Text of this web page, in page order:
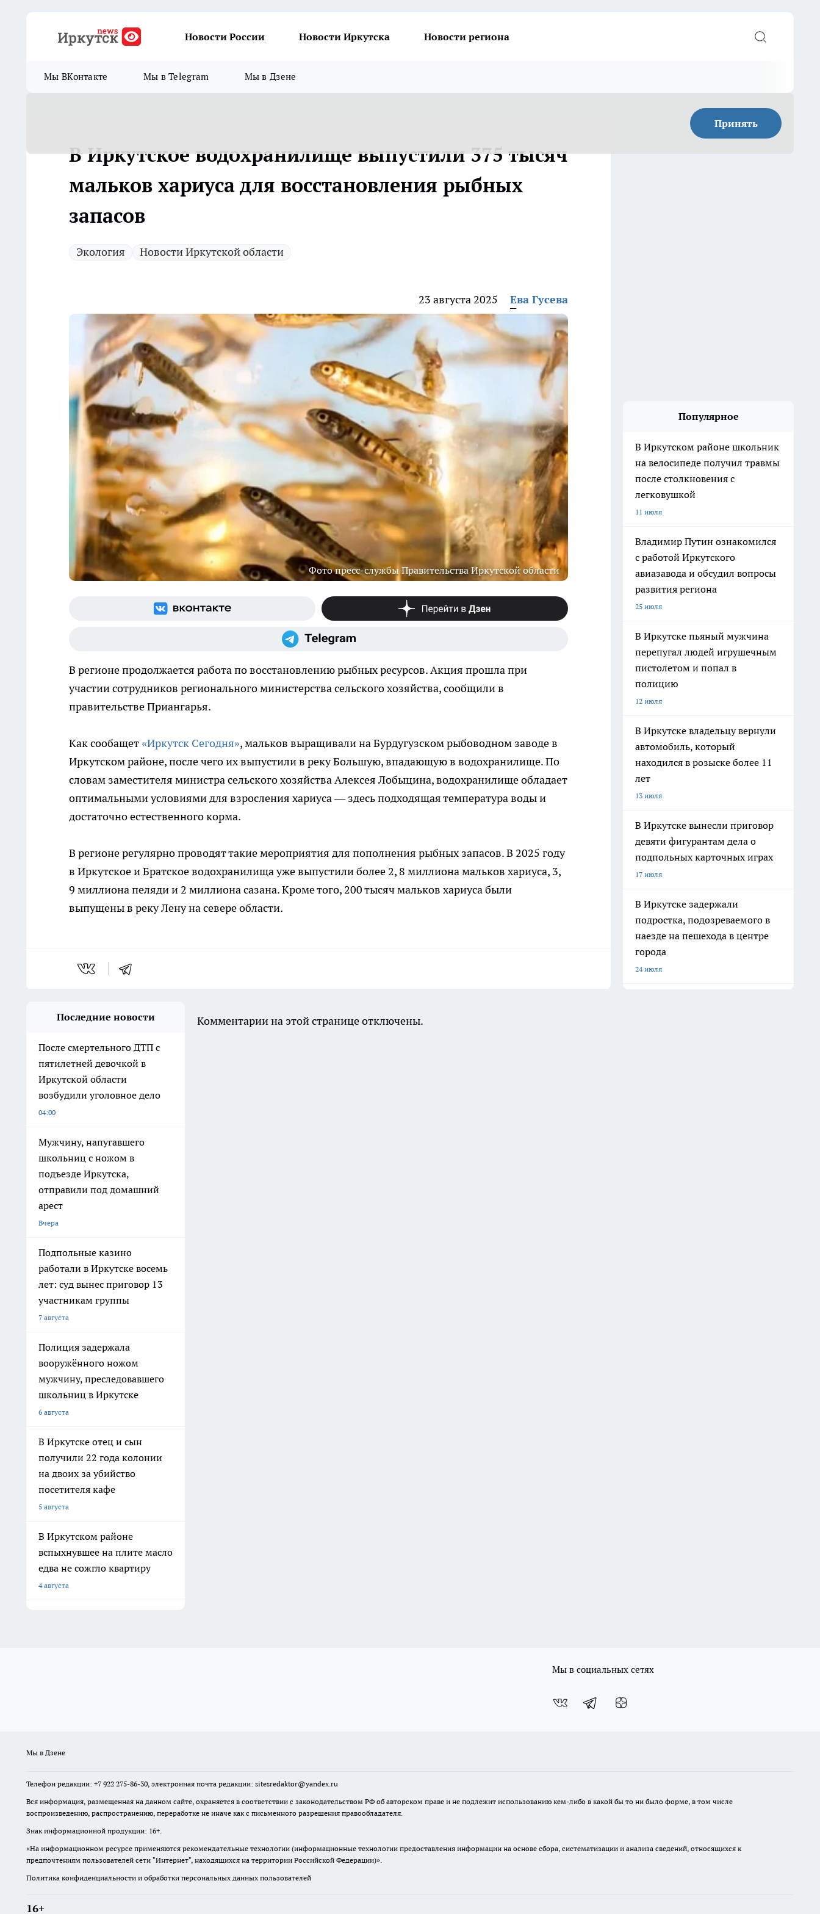
Новости России Новости Иркутска Новости региона
Мы ВКонтакте Мы в Telegram Мы в Дзене
Принять
В Иркутское водохранилище выпустили 375 тысяч
мальков хариуса для восстановления рыбных
запасов
Экология Новости Иркутской области
23 августа 2025 Ева Гусева
Фото пресс-службы Правительства Иркутской области
В регионе продолжается работа по восстановлению рыбных ресурсов. Акция прошла при
участии сотрудников регионального министерства сельского хозяйства, сообщили в
правительстве Приангарья.
Как сообащет «Иркутск Сегодня», мальков выращивали на Бурдугузском рыбоводном заводе в
Иркутском районе, после чего их выпустили в реку Большую, впадающую в водохранилище. По
словам заместителя министра сельского хозяйства Алексея Лобыцина, водохранилище обладает
оптимальными условиями для взросления хариуса — здесь подходящая температура воды и
достаточно естественного корма.
В регионе регулярно проводят такие мероприятия для пополнения рыбных запасов. В 2025 году
в Иркутское и Братское водохранилища уже выпустили более 2, 8 миллиона мальков хариуса, 3,
9 миллиона пеляди и 2 миллиона сазана. Кроме того, 200 тысяч мальков хариуса были
выпущены в реку Лену на севере области.
Популярное
В Иркутском районе школьник
на велосипеде получил травмы
после столкновения с
легковушкой
11 июля
Владимир Путин ознакомился
с работой Иркутского
авиазавода и обсудил вопросы
развития региона
25 июля
В Иркутске пьяный мужчина
перепугал людей игрушечным
пистолетом и попал в
полицию
12 июля
В Иркутске владельцу вернули
автомобиль, который
находился в розыске более 11
лет
13 июля
В Иркутске вынесли приговор
девяти фигурантам дела о
подпольных карточных играх
17 июля
В Иркутске задержали
подростка, подозреваемого в
наезде на пешехода в центре
города
24 июля
Последние новости
После смертельного ДТП с
пятилетней девочкой в
Иркутской области
возбудили уголовное дело
04:00
Мужчину, напугавшего
школьниц с ножом в
подъезде Иркутска,
отправили под домашний
арест
Вчера
Подпольные казино
работали в Иркутске восемь
лет: суд вынес приговор 13
участникам группы
7 августа
Полиция задержала
вооружённого ножом
мужчину, преследовавшего
школьниц в Иркутске
6 августа
В Иркутске отец и сын
получили 22 года колонии
на двоих за убийство
посетителя кафе
5 августа
В Иркутском районе
вспыхнувшее на плите масло
едва не сожгло квартиру
4 августа
Комментарии на этой странице отключены.
Мы в социальных сетях
Мы в Дзене
Телефон редакции: +7 922 275-86-30, электронная почта редакции: sitesredaktor@yandex.ru
Вся информация, размещенная на данном сайте, охраняется в соответствии с законодательством РФ об авторском праве и не подлежит использованию кем-либо в какой бы то ни было форме, в том числе
воспроизведению, распространению, переработке не иначе как с письменного разрешения правообладателя.
Знак информационной продукции: 16+.
«На информационном ресурсе применяются рекомендательные технологии (информационные технологии предоставления информации на основе сбора, систематизации и анализа сведений, относящихся к
предпочтениям пользователей сети "Интернет", находящихся на территории Российской Федерации)».
Политика конфиденциальности и обработки персональных данных пользователей
16+